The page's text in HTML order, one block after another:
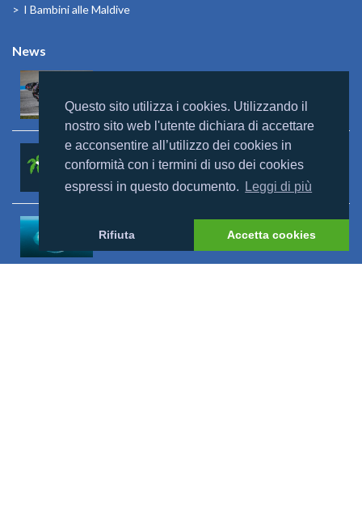
Questo sito utilizza i cookies. Utilizzando il
nostro sito web l'utente dichiara di accettare
e acconsentire all’utilizzo dei cookies in
conformità con i termini di uso dei cookies
espressi in questo documento.
Leggi di più
Rifiuta Accetta cookies
I Bambini alle Maldive
News
Leggi altro >
Rebranding Universal Resorts
Leggi altro >
Riapertura Reethi Beach